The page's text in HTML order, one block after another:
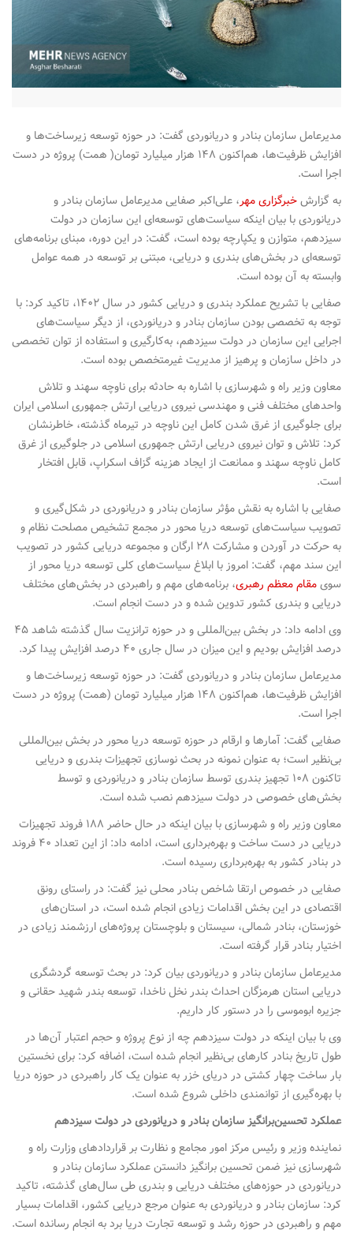
مدیرعامل سازمان بنادر و دریانوردی گفت: در حوزه توسعه زیرساخت‌ها و
افزایش ظرفیت‌ها، هم‌اکنون ۱۴۸ هزار میلیارد تومان( همت) پروژه در دست
اجرا است.
به گزارشخبرگزاری مهر، علی‌اکبر صفایی مدیرعامل سازمان بنادر و
دریانوردی با بیان اینکه سیاست‌های توسعه‌ای این سازمان در دولت
سیزدهم، متوازن و یکپارچه بوده است، گفت: در این دوره، مبنای برنامه‌های
توسعه‌ای در بخش‌های بندری و دریایی، مبتنی بر توسعه در همه عوامل
وابسته به آن بوده است.
صفایی با تشریح عملکرد بندری و دریایی کشور در سال ۱۴۰۲، تاکید کرد: با
توجه به تخصصی بودن سازمان بنادر و دریانوردی، از دیگر سیاست‌های
اجرایی این سازمان در دولت سیزدهم، به‌کارگیری و استفاده از توان تخصصی
در داخل سازمان و پرهیز از مدیریت غیرمتخصص بوده است.
معاون وزیر راه و شهرسازی با اشاره به حادثه برای ناوچه سهند و تلاش
واحدهای مختلف فنی و مهندسی نیروی دریایی ارتش جمهوری اسلامی ایران
برای جلوگیری از غرق شدن کامل این ناوچه در تیرماه گذشته، خاطرنشان
کرد: تلاش و توان نیروی دریایی ارتش جمهوری اسلامی در جلوگیری از غرق
کامل ناوچه سهند و ممانعت از ایجاد هزینه گزاف اسکراپ، قابل افتخار
است.
صفایی با اشاره به نقش مؤثر سازمان بنادر و دریانوردی در شکل‌گیری و
تصویب سیاست‌های توسعه دریا محور در مجمع تشخیص مصلحت نظام و
به حرکت در آوردن و مشارکت ۲۸ ارگان و مجموعه دریایی کشور در تصویب
این سند مهم، گفت: امروز با ابلاغ سیاست‌های کلی توسعه دریا محور از
سویمقام معظم رهبری، برنامه‌های مهم و راهبردی در بخش‌های مختلف
دریایی و بندری کشور تدوین شده و در دست انجام است.
وی ادامه داد: در بخش بین‌المللی و در حوزه ترانزیت سال گذشته شاهد ۴۵
درصد افزایش بودیم و این میزان در سال جاری ۴۰ درصد افزایش پیدا کرد.
مدیرعامل سازمان بنادر و دریانوردی گفت: در حوزه توسعه زیرساخت‌ها و
افزایش ظرفیت‌ها، هم‌اکنون ۱۴۸ هزار میلیارد تومان (همت) پروژه در دست
اجرا است.
صفایی گفت: آمارها و ارقام در حوزه توسعه دریا محور در بخش بین‌المللی
بی‌نظیر است؛ به عنوان نمونه در بحث نوسازی تجهیزات بندری و دریایی
تاکنون ۱۰۸ تجهیز بندری توسط سازمان بنادر و دریانوردی و توسط
بخش‌های خصوصی در دولت سیزدهم نصب شده است.
معاون وزیر راه و شهرسازی با بیان اینکه در حال حاضر ۱۸۸ فروند تجهیزات
دریایی در دست ساخت و بهره‌برداری است، ادامه داد: از این تعداد ۴۰ فروند
در بنادر کشور به بهره‌برداری رسیده است.
صفایی در خصوص ارتقا شاخص بنادر محلی نیز گفت: در راستای رونق
اقتصادی در این بخش اقدامات زیادی انجام شده است، در استان‌های
خوزستان، بنادر شمالی، سیستان و بلوچستان پروژه‌های ارزشمند زیادی در
اختیار بنادر قرار گرفته است.
مدیرعامل سازمان بنادر و دریانوردی بیان کرد: در بحث توسعه گردشگری
دریایی استان هرمزگان احداث بندر نخل ناخدا، توسعه بندر شهید حقانی و
جزیره ابوموسی را در دستور کار داریم.
وی با بیان اینکه در دولت سیزدهم چه از نوع پروژه و حجم اعتبار آن‌ها در
طول تاریخ بنادر کارهای بی‌نظیر انجام شده است، اضافه کرد: برای نخستین
بار ساخت چهار کشتی در دریای خزر به عنوان یک کار راهبردی در حوزه دریا
با بهره‌گیری از توانمندی داخلی شروع شده است.
عملکرد تحسین‌برانگیز سازمان بنادر و دریانوردی در دولت سیزدهم
نماینده وزیر و رئیس مرکز امور مجامع و نظارت بر قراردادهای وزارت راه و
شهرسازی نیز ضمن تحسین برانگیز دانستن عملکرد سازمان بنادر و
دریانوردی در حوزه‌های مختلف دریایی و بندری طی سال‌های گذشته، تاکید
کرد: سازمان بنادر و دریانوردی به عنوان مرجع دریایی کشور، اقدامات بسیار
مهم و راهبردی در حوزه رشد و توسعه تجارت دریا برد به انجام رسانده است.